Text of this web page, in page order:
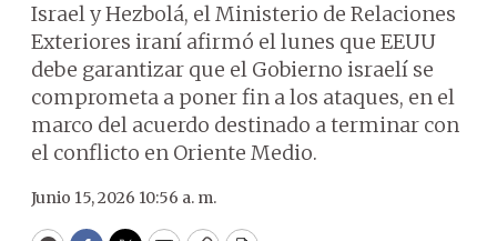
Israel y Hezbolá, el Ministerio de Relaciones
Exteriores iraní afirmó el lunes que EEUU
debe garantizar que el Gobierno israelí se
comprometa a poner fin a los ataques, en el
marco del acuerdo destinado a terminar con
el conflicto en Oriente Medio.
Junio 15, 2026 10:56 a. m.